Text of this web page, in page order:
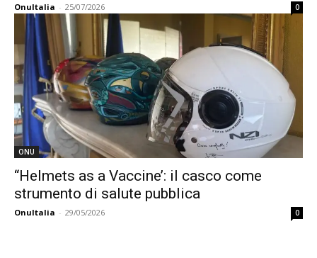
OnuItalia - 25/07/2026 0
ONU
“Helmets as a Vaccine’: il casco come
strumento di salute pubblica
OnuItalia - 29/05/2026 0